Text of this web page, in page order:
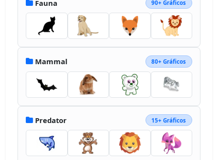
Fauna 90+ Gráficos
Mammal 80+ Gráficos
Predator 15+ Gráficos